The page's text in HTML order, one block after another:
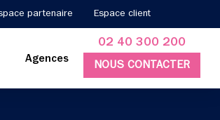
partenaire Espace client
Agences
02 40 300 200
NOUS CONTACTER